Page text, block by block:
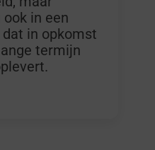
in een
in opkomst
termijn